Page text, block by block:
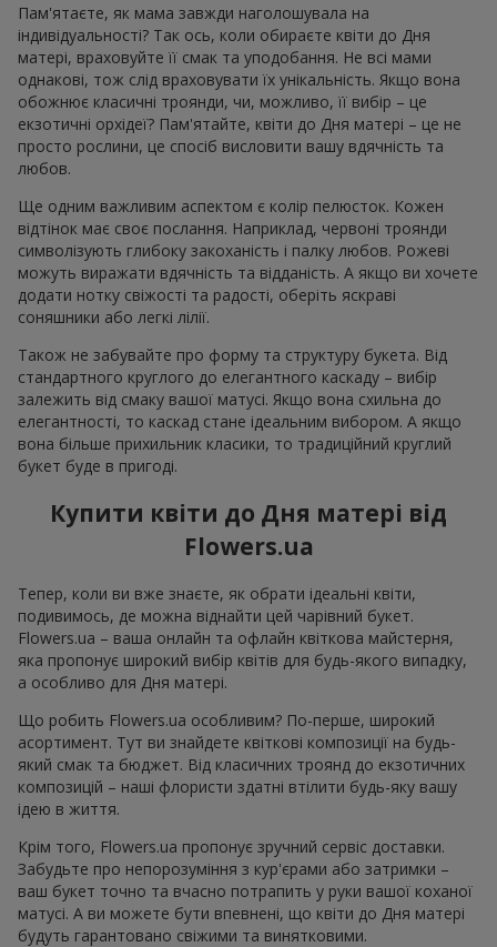
Пам'ятаєте, як мама завжди наголошувала на
індивідуальності? Так ось, коли обираєте квіти до Дня
матері, враховуйте її смак та уподобання. Не всі мами
однакові, тож слід враховувати їх унікальність. Якщо вона
обожнює класичні троянди, чи, можливо, її вибір – це
екзотичні орхідеї? Пам'ятайте, квіти до Дня матері – це не
просто рослини, це спосіб висловити вашу вдячність та
любов.
Ще одним важливим аспектом є колір пелюсток. Кожен
відтінок має своє послання. Наприклад, червоні троянди
символізують глибоку закоханість і палку любов. Рожеві
можуть виражати вдячність та відданість. А якщо ви хочете
додати нотку свіжості та радості, оберіть яскраві
соняшники або легкі лілії.
Також не забувайте про форму та структуру букета. Від
стандартного круглого до елегантного каскаду – вибір
залежить від смаку вашої матусі. Якщо вона схильна до
елегантності, то каскад стане ідеальним вибором. А якщо
вона більше прихильник класики, то традиційний круглий
букет буде в пригоді.
Купити квіти до Дня матері від
Flowers.ua
Тепер, коли ви вже знаєте, як обрати ідеальні квіти,
подивимось, де можна віднайти цей чарівний букет.
Flowers.ua – ваша онлайн та офлайн квіткова майстерня,
яка пропонує широкий вибір квітів для будь-якого випадку,
а особливо для Дня матері.
Що робить Flowers.ua особливим? По-перше, широкий
асортимент. Тут ви знайдете квіткові композиції на будь-
який смак та бюджет. Від класичних троянд до екзотичних
композицій – наші флористи здатні втілити будь-яку вашу
ідею в життя.
Крім того, Flowers.ua пропонує зручний сервіс доставки.
Забудьте про непорозуміння з кур'єрами або затримки –
ваш букет точно та вчасно потрапить у руки вашої коханої
матусі. А ви можете бути впевнені, що квіти до Дня матері
будуть гарантовано свіжими та винятковими.